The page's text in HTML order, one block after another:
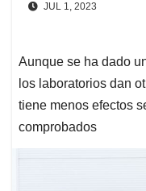
JUL 1, 2023
Aunque se ha dado
los laboratorios dan
tiene menos efectos
comprobados